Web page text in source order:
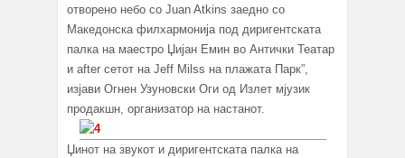
отворено небо со Juan Atkins заедно со
Македонска филхармонија под диригентската
палка на маестро Џијан Емин во Антички Театар
и after сетот на Jeff Milss на плажата Парк”,
изјави Огнен Узуновски Оги од Излет мјузик
продакшн, организатор на настанот.
Џинот на звукот и диригентската палка на